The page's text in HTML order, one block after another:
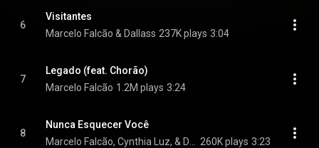
6
Visitantes
Marcelo Falcão & Dallass 237K plays 3:04
7
Legado (feat. Chorão)
Marcelo Falcão 1.2M plays 3:24
8
Nunca Esquecer Você
260K plays 3:23